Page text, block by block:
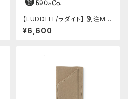
【LUDDITE/ラダイト】 別注MAY
Aレザーボートペンケース (コニ
ャック)
¥6,600